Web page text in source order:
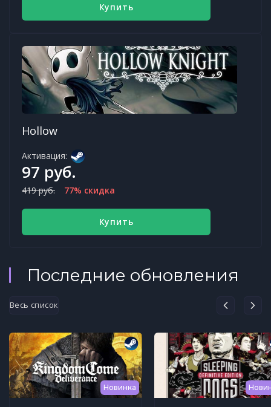
Купить
Hollow
Активация:
97 руб.
419 руб. 77% скидка
Купить
Последние обновления
Весь список
Новинка